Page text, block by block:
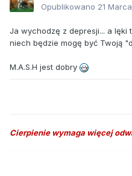
Opublikowano 21
Ja wychodzę z depresji... a
niech będzie mogę być Twoją
M.A.S.H jest dobry
Cierpienie wymaga więcej